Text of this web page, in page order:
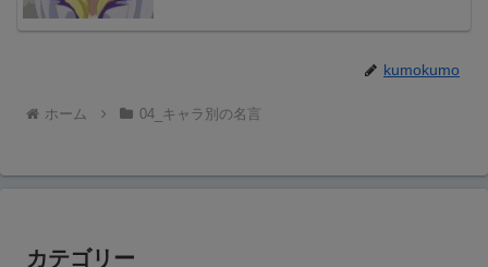
kumokumo
ホーム 04_キャラ別の名言
カテゴリー